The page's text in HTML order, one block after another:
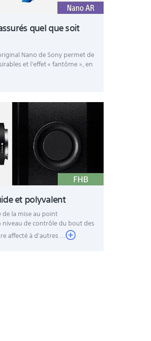
quel que soit
Nano de Sony permet de
et l'effet « fantôme », en
et polyvalent
la mise au point
de contrôle du bout des
affecté à d'autres ...